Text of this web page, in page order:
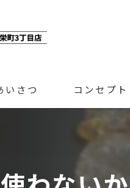
いさつ コンセプト